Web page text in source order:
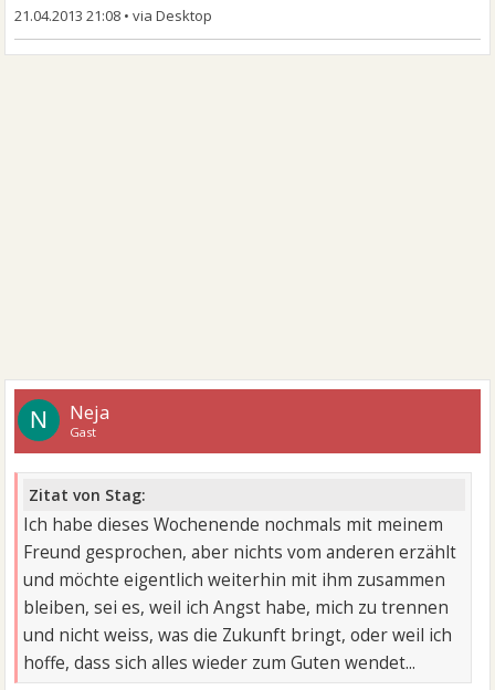
21.04.2013 21:08 •
N Neja
Gast
Zitat von Stag:
Ich habe dieses Wochenende nochmals mit meinem
Freund gesprochen, aber nichts vom anderen erzählt
und möchte eigentlich weiterhin mit ihm zusammen
bleiben, sei es, weil ich Angst habe, mich zu trennen
und nicht weiss, was die Zukunft bringt, oder weil ich
hoffe, dass sich alles wieder zum Guten wendet...